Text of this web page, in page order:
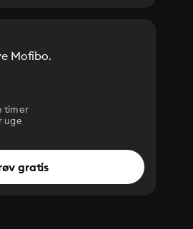
Mofibo.
timer
uge
gratis